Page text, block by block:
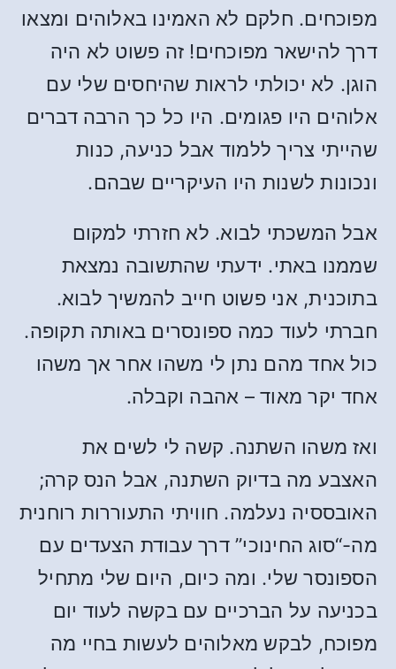
מפוכחים. חלקם לא האמינו באלוהים ומצאו
דרך להישאר מפוכחים! זה פשוט לא היה
הוגן. לא יכולתי לראות שהיחסים שלי עם
אלוהים היו פגומים. היו כל כך הרבה דברים
שהייתי צריך ללמוד אבל כניעה, כנות
ונכונות לשנות היו העיקריים שבהם.
אבל המשכתי לבוא. לא חזרתי למקום
שממנו באתי. ידעתי שהתשובה נמצאת
בתוכנית, אני פשוט חייב להמשיך לבוא.
חברתי לעוד כמה ספונסרים באותה תקופה.
כול אחד מהם נתן לי משהו אחר אך משהו
אחד יקר מאוד – אהבה וקבלה.
ואז משהו השתנה. קשה לי לשים את
האצבע מה בדיוק השתנה, אבל הנס קרה;
האובססיה נעלמה. חוויתי התעוררות רוחנית
מה-“סוג החינוכי” דרך עבודת הצעדים עם
הספונסר שלי. ומה כיום, היום שלי מתחיל
בכניעה על הברכיים עם בקשה לעוד יום
מפוכח, לבקש מאלוהים לעשות בחיי מה